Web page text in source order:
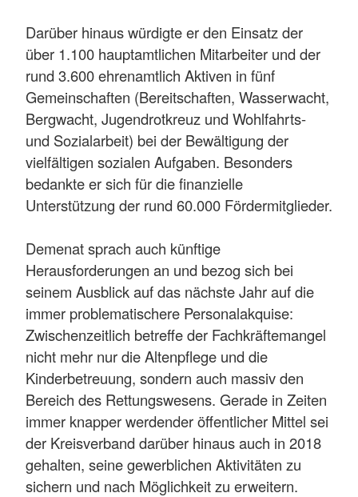
Darüber hinaus würdigte er den Einsatz der
über 1.100 hauptamtlichen Mitarbeiter und der
rund 3.600 ehrenamtlich Aktiven in fünf
Gemeinschaften (Bereitschaften, Wasserwacht,
Bergwacht, Jugendrotkreuz und Wohlfahrts-
und Sozialarbeit) bei der Bewältigung der
vielfältigen sozialen Aufgaben. Besonders
bedankte er sich für die finanzielle
Unterstützung der rund 60.000 Fördermitglieder.
Demenat sprach auch künftige
Herausforderungen an und bezog sich bei
seinem Ausblick auf das nächste Jahr auf die
immer problematischere Personalakquise:
Zwischenzeitlich betreffe der Fachkräftemangel
nicht mehr nur die Altenpflege und die
Kinderbetreuung, sondern auch massiv den
Bereich des Rettungswesens. Gerade in Zeiten
immer knapper werdender öffentlicher Mittel sei
der Kreisverband darüber hinaus auch in 2018
gehalten, seine gewerblichen Aktivitäten zu
sichern und nach Möglichkeit zu erweitern.